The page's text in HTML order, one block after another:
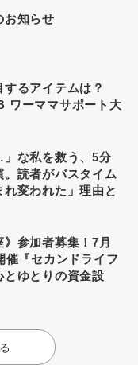
お知らせ
るアイテムは？
ワーママサポート大
」な私を救う、5分
。読者がバスタイム
変われた」理由と
》参加者募集！7月
催『セカンドライフ
とゆとりの資金設